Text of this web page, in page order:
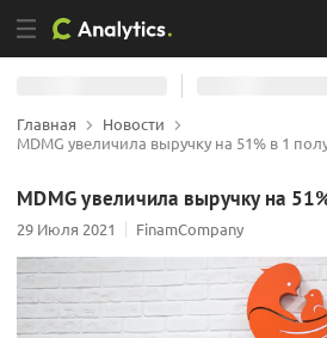
Главная
Новости
MDMG увеличила выручку на 51% в 1
MDMG увеличила выручку на
29 Июля 2021 FinamCompany